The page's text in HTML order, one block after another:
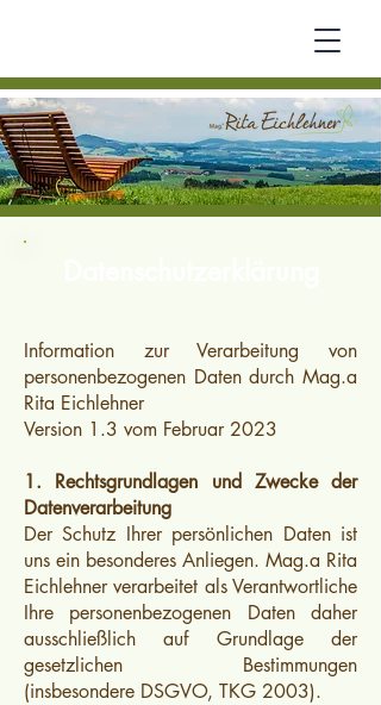
Information zur Verarbeitung von
personenbezogenen Daten durch Mag.a
Rita Eichlehner
Version 1.3 vom Februar 2023
1. Rechtsgrundlagen und Zwecke der
Datenverarbeitung
Der Schutz Ihrer persönlichen Daten ist
uns ein besonderes Anliegen. Mag.a Rita
Eichlehner verarbeitet als Verantwortliche
Ihre personenbezogenen Daten daher
ausschließlich auf Grundlage der
gesetzlichen Bestimmungen
(insbesondere DSGVO, TKG 2003).